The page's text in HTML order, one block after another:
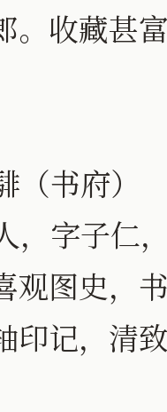
。收藏甚
书府）
字子仁
观图史，
印记，清